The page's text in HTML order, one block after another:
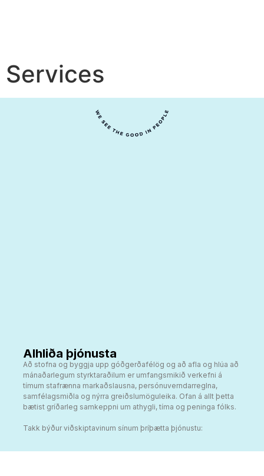
Services
Alhliða þjónusta
Að stofna og byggja upp góðgerðafélög og að afla og hlúa að
mánaðarlegum styrktaraðilum er umfangsmikið verkefni á
tímum stafrænna markaðslausna, persónuverndarreglna,
samfélagsmiðla og nýrra greiðslumöguleika. Ofan á allt þetta
bætist gríðarleg samkeppni um athygli, tíma og peninga fólks.
Takk býður viðskiptavinum sínum þríþætta þjónustu: